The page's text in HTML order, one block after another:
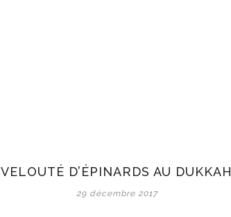
VELOUTÉ D’ÉPINARDS AU DUKKAH
29 décembre 2017